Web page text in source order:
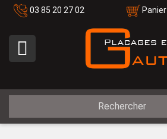
03 85 20 27 02 Panier
